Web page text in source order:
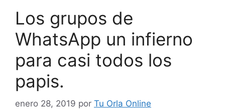
Los grupos de
WhatsApp un infierno
para casi todos los
papis.
enero 28, 2019 por Tu Orla Online